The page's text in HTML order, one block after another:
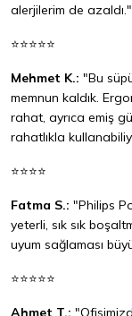
alerjilerim de azaldı."
⭐⭐⭐⭐⭐
Mehmet K.: "Bu
memnun kaldık.
rahat, ayrıca emiş
rahatlıkla
⭐⭐⭐⭐
Fatma S.: "Philips
yeterli, sık sık
uyum sağlaması
⭐⭐⭐⭐⭐
Ahmet T.: